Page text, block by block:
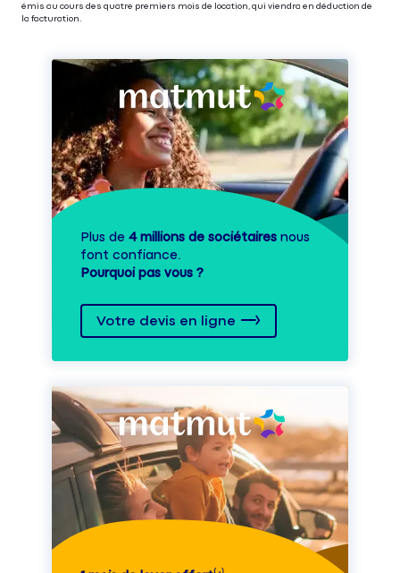
émis au cours des quatre premiers mois de location, qui viendra en déduction de
la facturation.
Plus de 4 millions de sociétaires nous
font confiance.
Pourquoi pas vous ?
Votre devis en ligne